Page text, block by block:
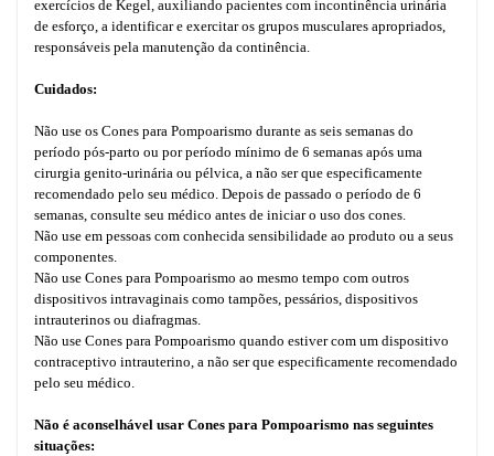
exercícios de Kegel, auxiliando pacientes com incontinência urinária
de esforço, a identificar e exercitar os grupos musculares apropriados,
responsáveis pela manutenção da continência.
Cuidados:
Não use os Cones para Pompoarismo durante as seis semanas do
período pós-parto ou por período mínimo de 6 semanas após uma
cirurgia genito-urinária ou pélvica, a não ser que especificamente
recomendado pelo seu médico. Depois de passado o período de 6
semanas, consulte seu médico antes de iniciar o uso dos cones.
Não use em pessoas com conhecida sensibilidade ao produto ou a seus
componentes.
Não use Cones para Pompoarismo ao mesmo tempo com outros
dispositivos intravaginais como tampões, pessários, dispositivos
intrauterinos ou diafragmas.
Não use Cones para Pompoarismo quando estiver com um dispositivo
contraceptivo intrauterino, a não ser que especificamente recomendado
pelo seu médico.
Não é aconselhável usar Cones para Pompoarismo nas seguintes
situações: